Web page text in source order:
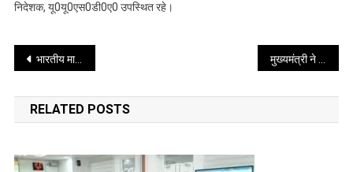
निदेशक, यू0यू0एस0डी0ए0 उपस्थित रहे।
Post
navigation
भारतीय मानक ब्यूरो ने आयोजित किया मानक कार्निवल
RELATED POSTS